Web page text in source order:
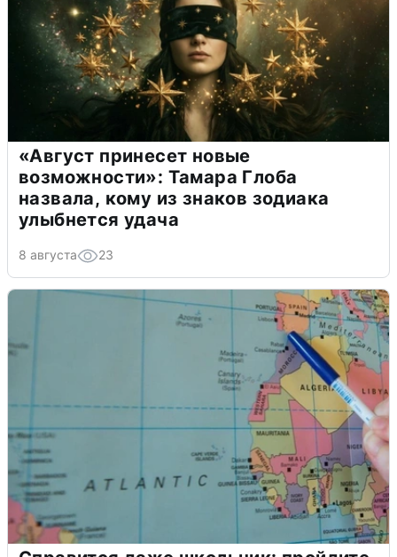
«Август принесет новые
возможности»: Тамара Глоба
назвала, кому из знаков зодиака
улыбнется удача
8 августа 23